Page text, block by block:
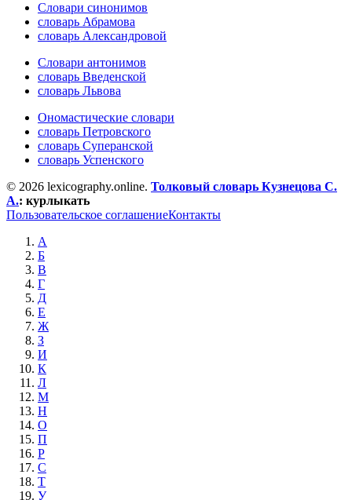
Словари синонимов
словарь Абрамова
словарь Александровой
Словари антонимов
словарь Введенской
словарь Львова
Ономастические словари
словарь Петровского
словарь Суперанской
словарь Успенского
© 2026 lexicography.online. Толковый словарь Кузнецова С.
А.: курлыкать
Пользовательское соглашениеКонтакты
А
Б
В
Г
Д
Е
Ж
З
И
К
Л
М
Н
О
П
Р
С
Т
У